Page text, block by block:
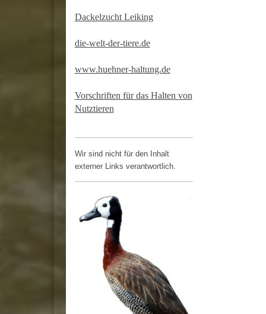
Dackelzucht Leiking
die-welt-der-tiere.de
www.huehner-haltung.de
Vorschriften für das Halten von
Nutztieren
Wir sind nicht für den Inhalt
externer Links verantwortlich.